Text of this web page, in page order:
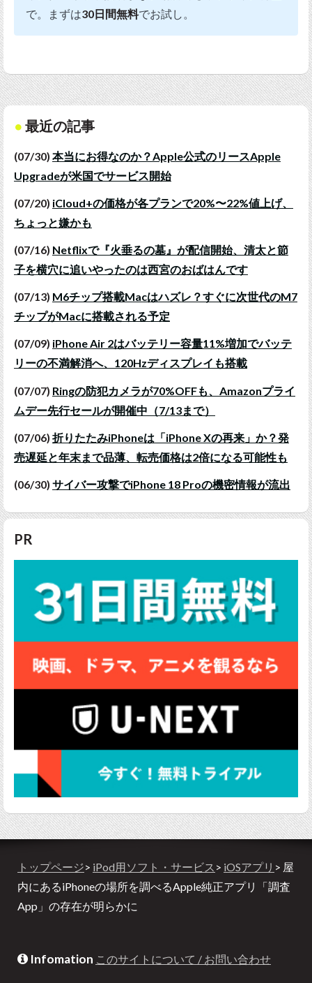
で。まずは30日間無料でお試し。
最近の記事
(07/30) 本当にお得なのか？Apple公式のリースApple
Upgradeが米国でサービス開始
(07/20) iCloud+の価格が各プランで20%〜22%値上げ、
ちょっと嫌かも
(07/16) Netflixで『火垂るの墓』が配信開始、清太と節
子を横穴に追いやったのは西宮のおばはんです
(07/13) M6チップ搭載Macはハズレ？すぐに次世代のM7
チップがMacに搭載される予定
(07/09) iPhone Air 2はバッテリー容量11%増加でバッテ
リーの不満解消へ、120Hzディスプレイも搭載
(07/07) Ringの防犯カメラが70%OFFも、Amazonプライ
ムデー先行セールが開催中（7/13まで）
(07/06) 折りたたみiPhoneは「iPhone Xの再来」か？発
売遅延と年末まで品薄、転売価格は2倍になる可能性も
(06/30) サイバー攻撃でiPhone 18 Proの機密情報が流出
PR
トップページ> iPod用ソフト・サービス > iOSアプリ > 屋
内にあるiPhoneの場所を調べるApple純正アプリ「調査
App」の存在が明らかに
Infomation このサイトについて / お問い合わせ